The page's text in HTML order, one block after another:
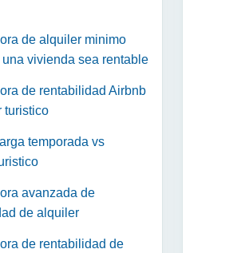
de alquiler minimo
una vivienda sea rentable
de rentabilidad Airbnb
turistico
temporada vs
avanzada de
de alquiler
de rentabilidad de